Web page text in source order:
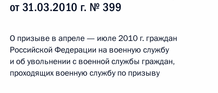
от 31.03.2010 г. № 399
О призыве в апреле — июле 2010 г. граждан
Российской Федерации на военную службу
и об увольнении с военной службы граждан,
проходящих военную службу по призыву